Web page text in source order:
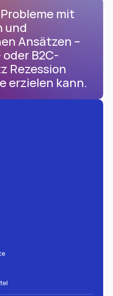
mit
und
Ansätzen –
B2C-
Rezession
erzielen kann.